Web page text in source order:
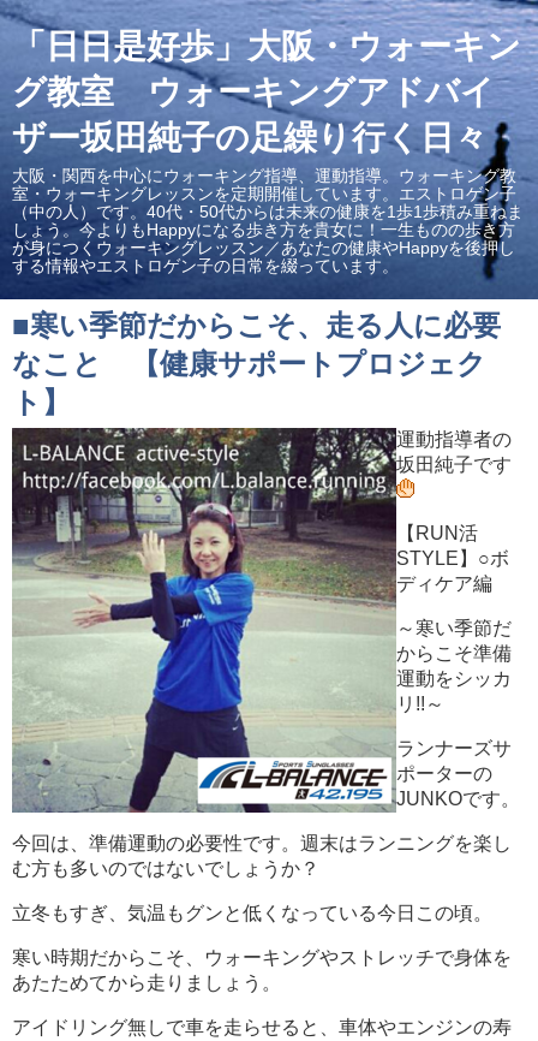
「日日是好歩」大阪・ウォーキン
グ教室 ウォーキングアドバイ
ザー坂田純子の足繰り行く日々
大阪・関西を中心にウォーキング指導、運動指導。ウォーキング教
室・ウォーキングレッスンを定期開催しています。エストロゲン子
（中の人）です。40代・50代からは未来の健康を1歩1歩積み重ねま
しょう。今よりもHappyになる歩き方を貴女に！一生ものの歩き方
が身につくウォーキングレッスン／あなたの健康やHappyを後押し
する情報やエストロゲン子の日常を綴っています。
■寒い季節だからこそ、走る人に必要
なこと 【健康サポートプロジェク
ト】
運動指導者の
坂田純子です
【RUN活
STYLE】○ボ
ディケア編
～寒い季節だ
からこそ準備
運動をシッカ
リ!!～
ランナーズサ
ポーターの
JUNKOです。
今回は、準備運動の必要性です。週末はランニングを楽し
む方も多いのではないでしょうか？
立冬もすぎ、気温もグンと低くなっている今日この頃。
寒い時期だからこそ、ウォーキングやストレッチで身体を
あたためてから走りましょう。
アイドリング無しで車を走らせると、車体やエンジンの寿